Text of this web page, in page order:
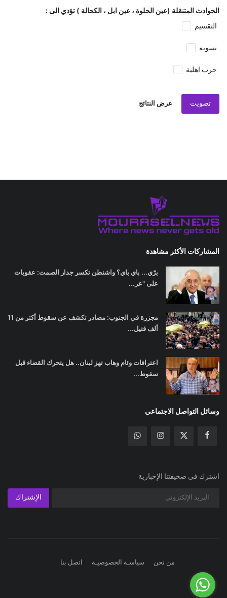
الحوادث المتنقلة (عين الحلوة ، عين ابل ، الكحالة ) تؤدي الى :
التقسيم
تسوية
حرب اهلية
تصويت عرض النتائج
المشاركات الأكثر مشاهدة
برّي... باي باي؟ واشنطن تكسر جدار الصمت: عقوبات
على "عر...
مجزرة في الجنوب: مصادر تكشف عن سقوط أكثر من 11
ألف قتيل...
اعترافات وئام وهاب تهز لبنان.. هل يتحرك القضاء قبل
سقوط...
وسائل التواصل الاجتماعي
اشترك في صحيفتنا الإخبارية
الإشتراك
من نحن سياسـة الخصوصيـة اتصل بنا